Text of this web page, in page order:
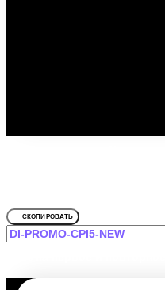
СКОПИРОВАТЬ